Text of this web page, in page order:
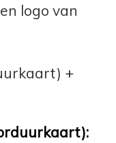
logo van
+